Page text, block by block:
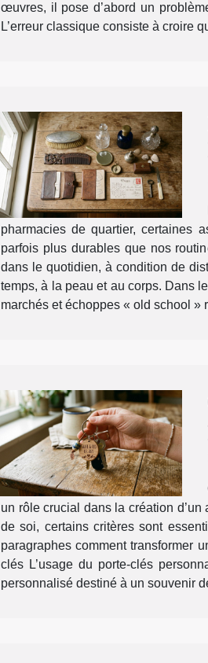
œuvres, il pose d’abord un
L’erreur classique consiste à croire
pharmacies de quartier, certaines
parfois plus durables que nos
dans le quotidien, à condition de
temps, à la peau et au corps. Dans
marchés et échoppes « old school »
un rôle crucial dans la création
de soi, certains critères sont
paragraphes comment transformer
clés L’usage du porte-clés
personnalisé destiné à un souvenir